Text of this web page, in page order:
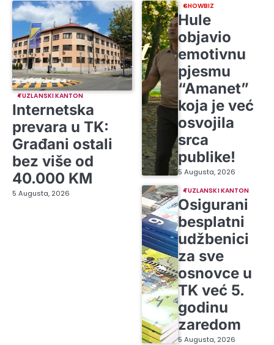
TUZLANSKI KANTON
Internetska
prevara u TK:
Građani ostali
bez više od
40.000 KM
5 Augusta, 2026
SHOWBIZ
Hule
objavio
emotivnu
pjesmu
“Amanet”
koja je već
osvojila
srca
publike!
5 Augusta, 2026
TUZLANSKI KANTON
Osigurani
besplatni
udžbenici
za sve
osnovce u
TK već 5.
godinu
zaredom
5 Augusta, 2026